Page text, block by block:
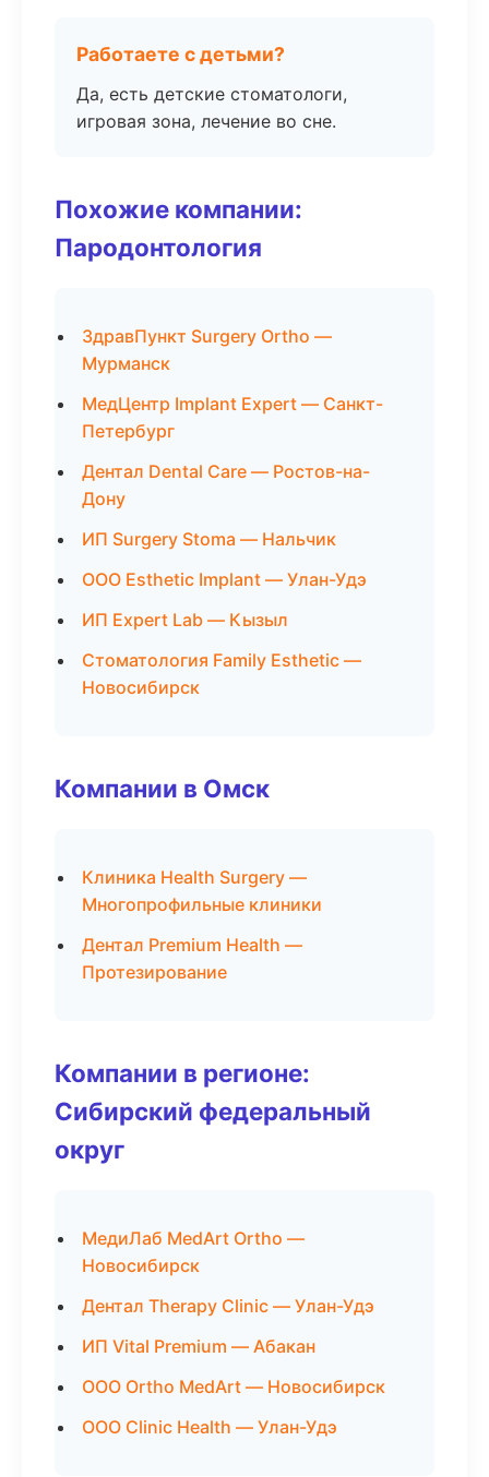
Работаете с детьми?
Да, есть детские стоматологи,
игровая зона, лечение во сне.
Похожие компании:
Пародонтология
ЗдравПункт Surgery Ortho —
Мурманск
МедЦентр Implant Expert — Санкт-
Петербург
Дентал Dental Care — Ростов-на-
Дону
ИП Surgery Stoma — Нальчик
ООО Esthetic Implant — Улан-Удэ
ИП Expert Lab — Кызыл
Стоматология Family Esthetic —
Новосибирск
Компании в Омск
Клиника Health Surgery —
Многопрофильные клиники
Дентал Premium Health —
Протезирование
Компании в регионе:
Сибирский федеральный
округ
МедиЛаб MedArt Ortho —
Новосибирск
Дентал Therapy Clinic — Улан-Удэ
ИП Vital Premium — Абакан
ООО Ortho MedArt — Новосибирск
ООО Clinic Health — Улан-Удэ